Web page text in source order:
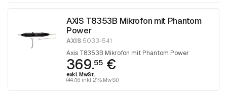
AXIS T8353B Mikrofon mit Phantom
Power
AXIS 5033-541
Axis T8353B Mikrofon mit Phantom Power
369.55 €
exkl. MwSt.
(447.16 inkl. 21% MwSt)